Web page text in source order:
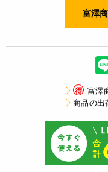
富澤
得 富澤
商品の出